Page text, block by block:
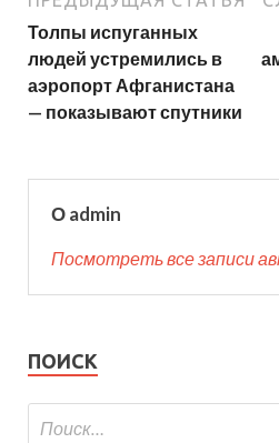
Толпы испуганных
людей устремились в
аэропорт Афганистана
— показывают спутники
О admin
Посмотреть все записи
ПОИСК